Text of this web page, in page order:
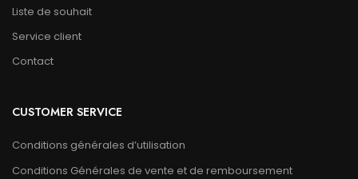
Liste de souhait
Service client
Contact
CUSTOMER SERVICE
Conditions générales d’utilisation
Conditions Générales de vente et de remboursement